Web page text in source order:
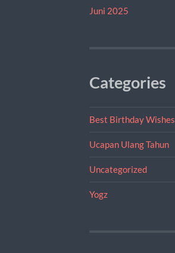
Juni 2025
Categories
Best Birthday Wishes
Ucapan Ulang Tahun
Uncategorized
Yogz